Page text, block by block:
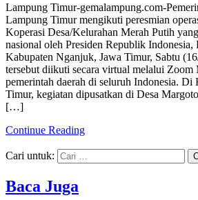
Lampung Timur-gemalampung.com-
Lampung Timur mengikuti peresmian
Koperasi Desa/Kelurahan Merah Putih
nasional oleh Presiden Republik Indonesia,
Kabupaten Nganjuk, Jawa Timur, Sabtu
tersebut diikuti secara virtual melalui Zoom
pemerintah daerah di seluruh Indonesia. Di
Timur, kegiatan dipusatkan di Desa
[…]
Continue Reading
Cari untuk:
Baca Juga